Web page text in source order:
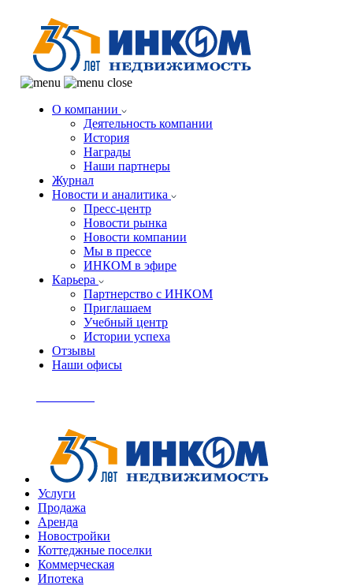
О компании
Деятельность компании
История
Награды
Наши партнеры
Журнал
Новости и аналитика
Пресс-центр
Новости рынка
Новости компании
Мы в прессе
ИНКОМ в эфире
Карьера
Партнерство с ИНКОМ
Приглашаем
Учебный центр
Истории успеха
Отзывы
Наши офисы
Услуги
Продажа
Аренда
Новостройки
Коттеджные поселки
Коммерческая
Ипотека